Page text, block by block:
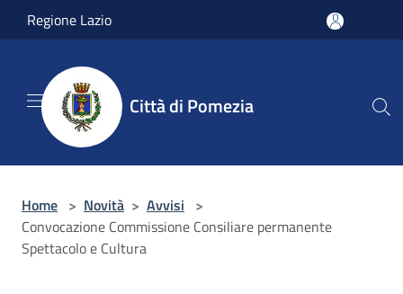
Salta al contenuto principale
Regione Lazio
Città di Pomezia
Home > Novità > Avvisi >
Convocazione Commissione Consiliare permanente
Spettacolo e Cultura